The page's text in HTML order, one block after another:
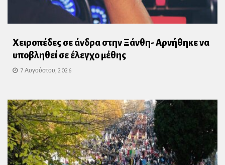
Χειροπέδες σε άνδρα στην Ξάνθη- Αρνήθηκε να
υποβληθεί σε έλεγχο μέθης
7 Αυγούστου, 2026